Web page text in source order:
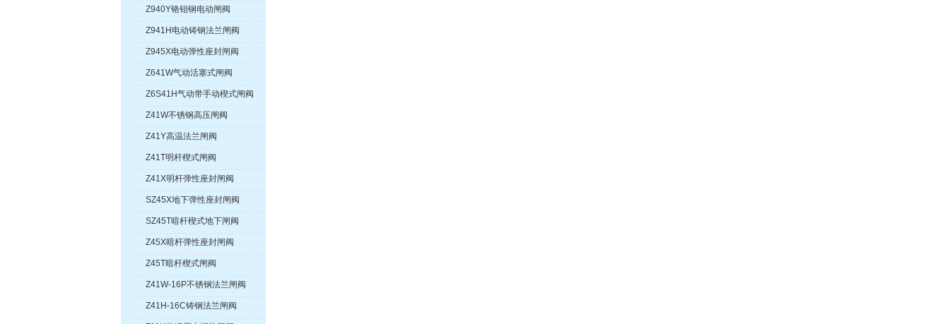
Z940Y铬钼钢电动闸阀
Z941H电动铸钢法兰闸阀
Z945X电动弹性座封闸阀
Z641W气动活塞式闸阀
Z6S41H气动带手动楔式闸阀
Z41W不锈钢高压闸阀
Z41Y高温法兰闸阀
Z41T明杆楔式闸阀
Z41X明杆弹性座封闸阀
SZ45X地下弹性座封闸阀
SZ45T暗杆楔式地下闸阀
Z45X暗杆弹性座封闸阀
Z45T暗杆楔式闸阀
Z41W-16P不锈钢法兰闸阀
Z41H-16C铸钢法兰闸阀